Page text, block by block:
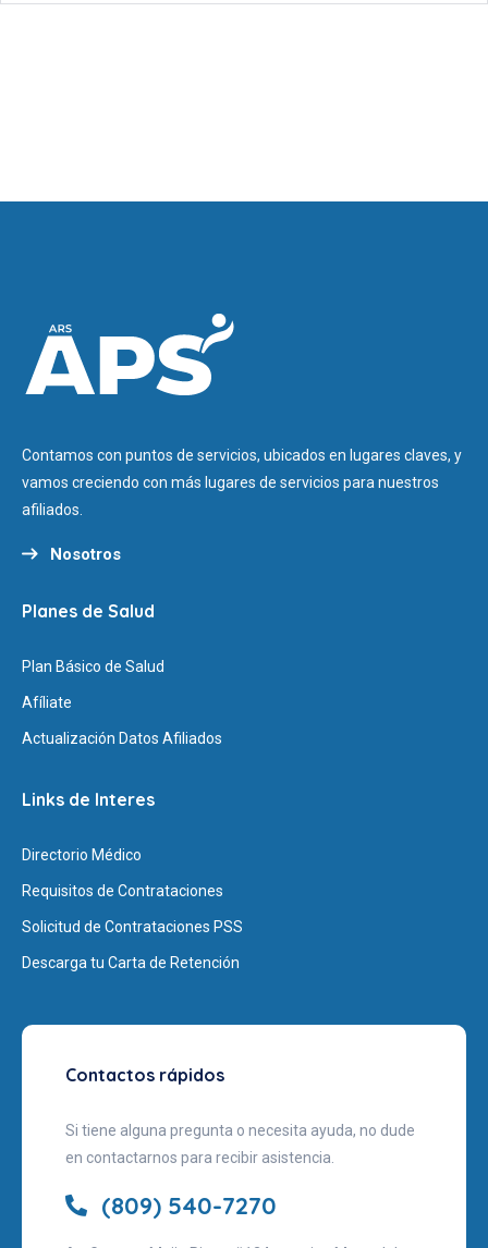
Contamos con puntos de servicios, ubicados en lugares claves, y
vamos creciendo con más lugares de servicios para nuestros
afiliados.
Nosotros
Planes de Salud
Plan Básico de Salud
Afíliate
Actualización Datos Afiliados
Links de Interes
Directorio Médico
Requisitos de Contrataciones
Solicitud de Contrataciones PSS
Descarga tu Carta de Retención
Contactos rápidos
Si tiene alguna pregunta o necesita ayuda, no dude
en contactarnos para recibir asistencia.
(809) 540-7270